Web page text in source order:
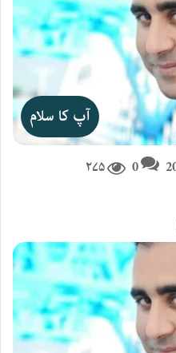
آپ کا سلام
0 ۲۷۵